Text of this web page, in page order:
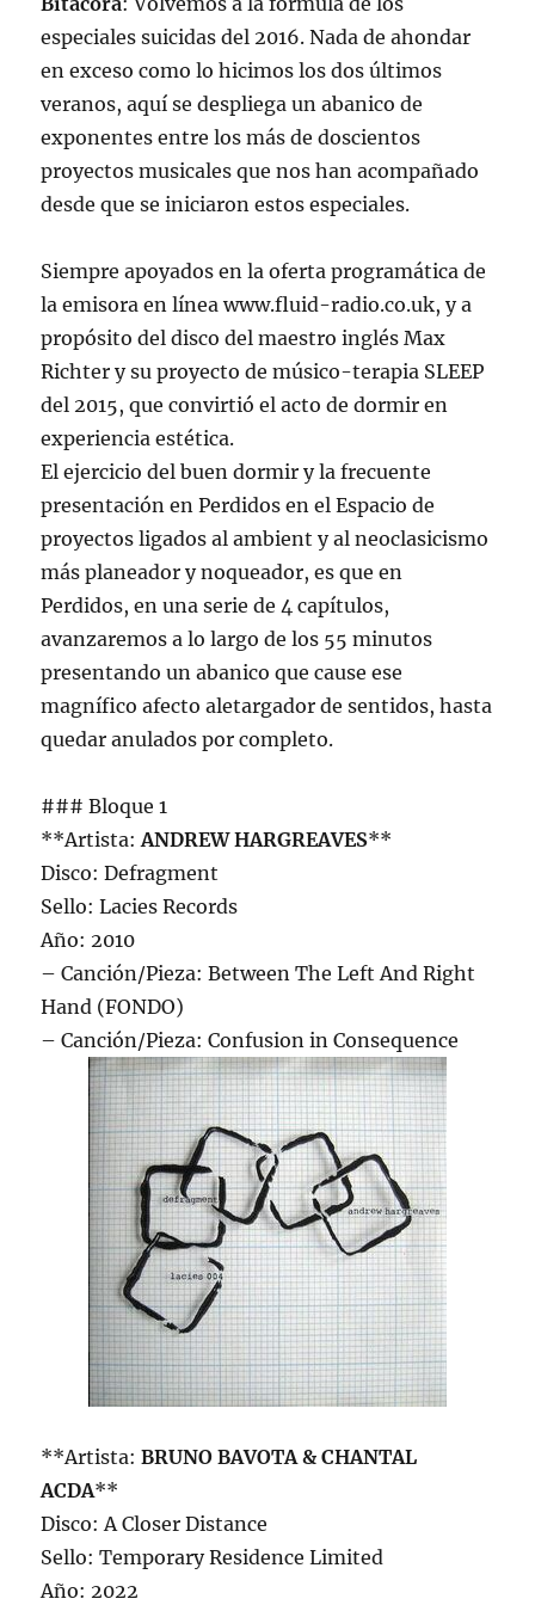
especiales suicidas del 2016. Nada de ahondar
en exceso como lo hicimos los dos últimos
veranos, aquí se despliega un abanico de
exponentes entre los más de doscientos
proyectos musicales que nos han acompañado
desde que se iniciaron estos especiales.
Siempre apoyados en la oferta programática de
la emisora en línea www.fluid-radio.co.uk, y a
propósito del disco del maestro inglés Max
Richter y su proyecto de músico-terapia SLEEP
del 2015, que convirtió el acto de dormir en
experiencia estética.
El ejercicio del buen dormir y la frecuente
presentación en Perdidos en el Espacio de
proyectos ligados al ambient y al neoclasicismo
más planeador y noqueador, es que en
Perdidos, en una serie de 4 capítulos,
avanzaremos a lo largo de los 55 minutos
presentando un abanico que cause ese
magnífico afecto aletargador de sentidos, hasta
quedar anulados por completo.
### Bloque 1
**Artista:ANDREW HARGREAVES**
Disco: Defragment
Sello: Lacies Records
Año: 2010
– Canción/Pieza: Between The Left And Right
Hand (FONDO)
– Canción/Pieza: Confusion in Consequence
**Artista:BRUNO BAVOTA & CHANTAL
ACDA**
Disco: A Closer Distance
Sello: Temporary Residence Limited
Año: 2022